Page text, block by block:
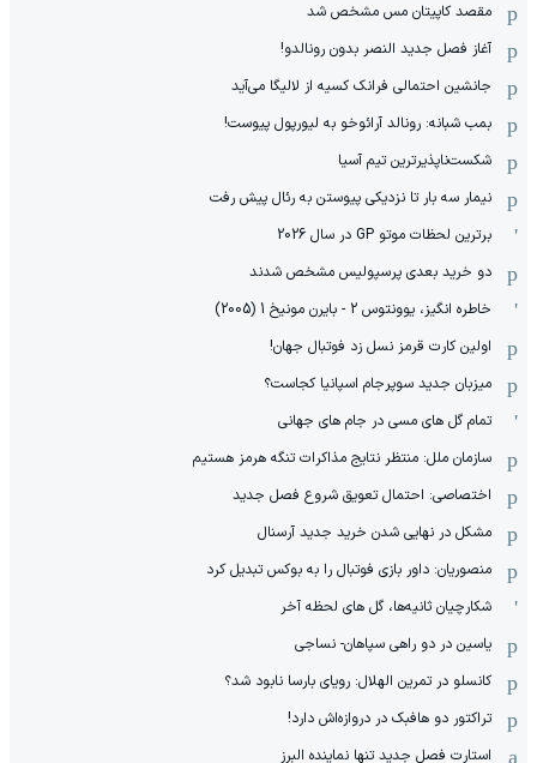
مقصد کاپیتان مس مشخص شد
آغاز فصل جدید النصر بدون رونالدو!
جانشین احتمالی فرانک کسیه از لالیگا می‌آید
بمب شبانه: رونالد آرائوخو به لیورپول پیوست!
شکست‌ناپذیرترین تیم آسیا
نیمار سه بار تا نزدیکی پیوستن به رئال پیش رفت
برترین لحظات موتو GP در سال 2026
دو خرید بعدی پرسپولیس مشخص شدند
خاطره انگیز، یوونتوس 2 - بایرن مونیخ 1 (2005)
اولین کارت قرمز نسل زد فوتبال جهان!
میزبان جدید سوپرجام اسپانیا کجاست؟
تمام گل های مسی در جام های جهانی
سازمان ملل: منتظر نتایج مذاکرات تنگه هرمز هستیم
اختصاصی: احتمال تعویق شروع فصل جدید
مشکل در نهایی شدن خرید جدید آرسنال
منصوریان: داور بازی فوتبال را به بوکس تبدیل کرد
شکارچیان ثانیه‌ها، گل های لحظه آخر
یاسین در دو راهی سپاهان- نساجی
کانسلو در تمرین الهلال: رویای بارسا نابود شد؟
تراکتور دو هافبک در دروازه‌اش دارد!
استارت فصل جدید تنها نماینده البرز